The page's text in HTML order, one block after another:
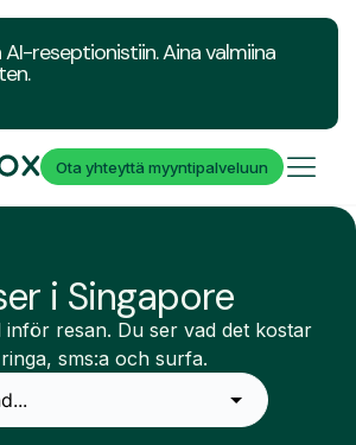
reseptionistiin. Aina valmiina
Ota yhteyttä myyntipalveluun
i Singapore
resan. Du ser vad det kostar
sms:a och surfa.